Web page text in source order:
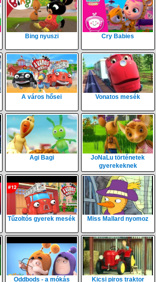
Bing nyuszi Cry Babies
A város hősei Vonatos mesék
Agi Bagi
JoNaLu történetek
gyerekeknek
Tűzoltós gyerek mesék Miss Mallard nyomoz
Oddbods - a mókás Kicsi piros traktor